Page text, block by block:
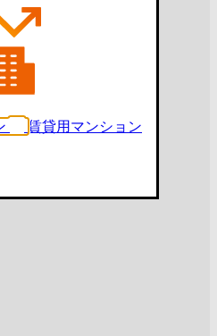
賃貸用マンション